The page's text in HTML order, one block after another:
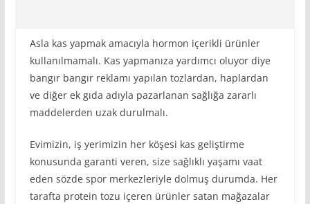
Asla kas yapmak amacıyla hormon içerikli ürünler
kullanılmamalı. Kas yapmanıza yardımcı oluyor diye
bangır bangır reklamı yapılan tozlardan, haplardan
ve diğer ek gıda adıyla pazarlanan sağlığa zararlı
maddelerden uzak durulmalı.
Evimizin, iş yerimizin her köşesi kas geliştirme
konusunda garanti veren, size sağlıklı yaşamı vaat
eden sözde spor merkezleriyle dolmuş durumda. Her
tarafta protein tozu içeren ürünler satan mağazalar